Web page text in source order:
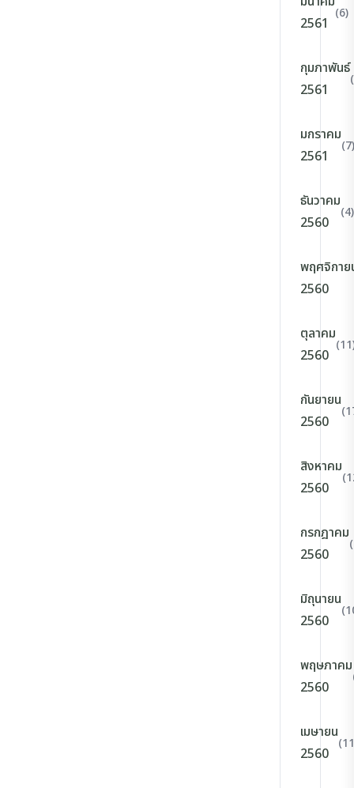
2561
(6)
กุมภาพันธ์
2561
มกราคม
2561
(7)
ธันวาคม
2560
(4)
พฤศจิกาย
2560
ตุลาคม
2560
กันยายน
2560
สิงหาคม
2560
กรกฎาคม
2560
มิถุนายน
2560
พฤษภาคม
2560
เมษายน
2560